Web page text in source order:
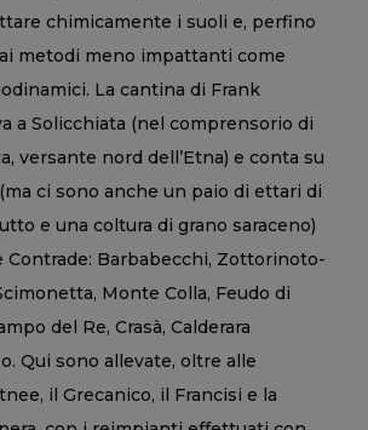
chimicamente i suoli e, perfino
metodi meno impattanti come
La cantina di Frank
a Solicchiata (nel comprensorio di
versante nord dell’Etna) e conta su
ci sono anche un paio di ettari di
e una coltura di grano saraceno)
Barbabecchi, Zottorinoto-
Monte Colla, Feudo di
del Re, Crasà, Calderara
Qui sono allevate, oltre alle
il Grecanico, il Francisi e la